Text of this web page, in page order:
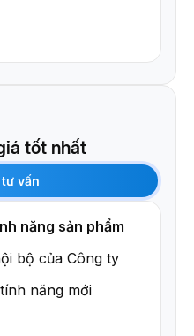
tốt nhất
vấn
năng sản phẩm
bộ của Công ty
năng mới